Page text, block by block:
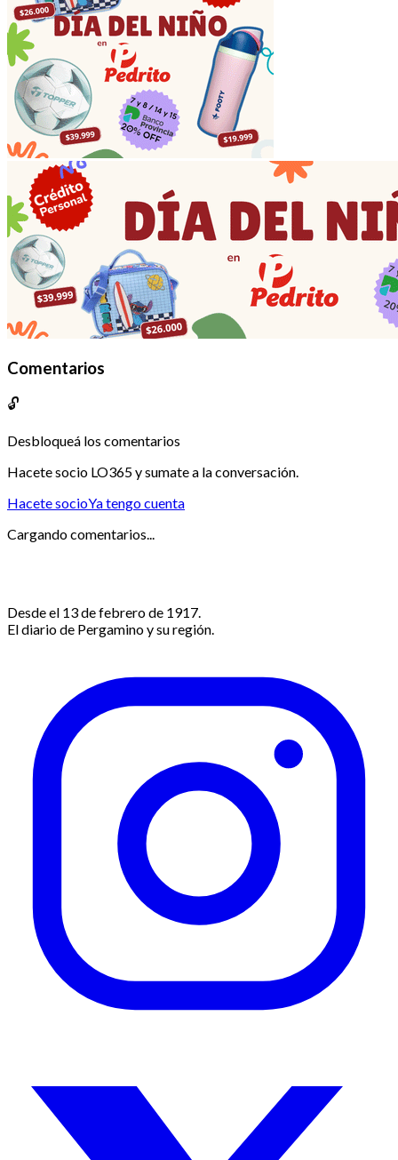
Comentarios
🔓
Desbloqueá los comentarios
Hacete socio LO365 y sumate a la conversación.
Hacete socioYa tengo cuenta
Cargando comentarios...
Desde el 13 de febrero de 1917.
El diario de Pergamino y su región.